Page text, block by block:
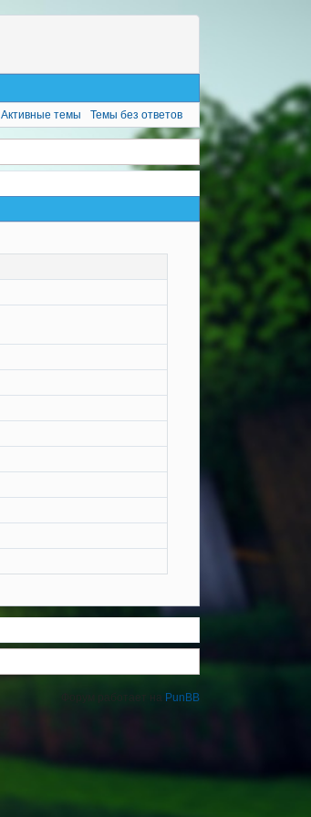
Активные темы Темы без ответов
Форум работает на PunBB